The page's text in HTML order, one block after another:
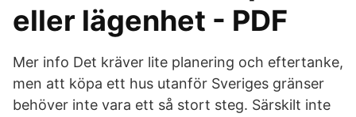
eller lägenhet - PDF
Mer info Det kräver lite planering och eftertanke,
men att köpa ett hus utanför Sveriges gränser
behöver inte vara ett så stort steg. Särskilt inte